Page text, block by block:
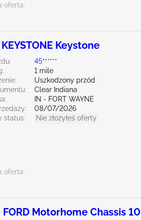
oferta:
Keystone
45******
1 mile
Uszkodzony przód
Clear Indiana
IN - FORT WAYNE
08/07/2026
status:
Nie złożyłeś oferty
oferta:
Motorhome Chassis 10